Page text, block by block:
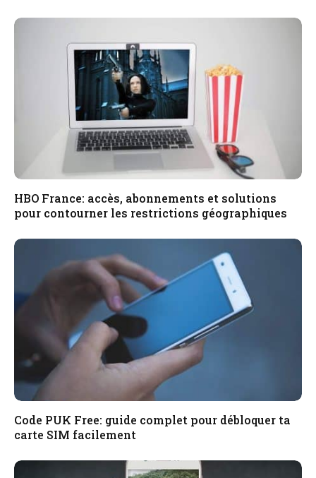
HBO France: accès, abonnements et solutions
pour contourner les restrictions géographiques
Code PUK Free: guide complet pour débloquer ta
carte SIM facilement